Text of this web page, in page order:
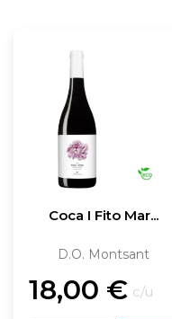
Coca I Fito Mar...
D.O. Montsant
18,00 € c/u